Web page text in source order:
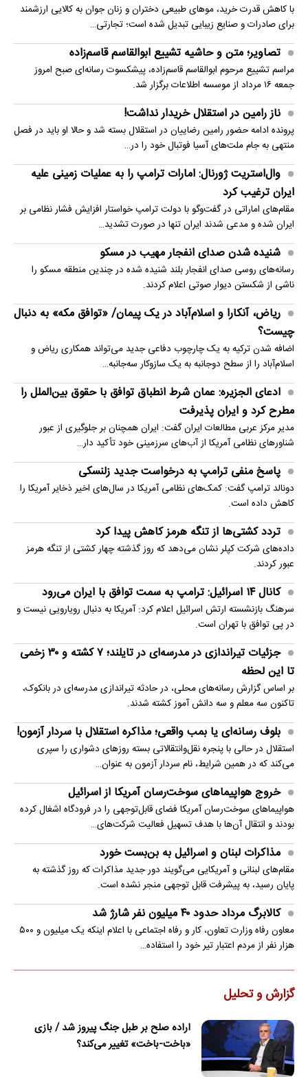
با کاهش قدرت خرید، موهای طبیعی دختران و زنان جوان به کالایی ارزشمند
برای صادرات و صنایع زیبایی تبدیل شده است؛ تجارتی…
تصاویر؛ متن و حاشیه تشییع ابوالقاسم قاسم‌زاده
مراسم تشییع مرحوم ابوالقاسم قاسم‌زاده، پیشکسوت رسانه‌ای صبح امروز
جمعه ۱۶ مرداد از موسسه اطلاعات برگزار شد.
ناز رامین در استقلال خریدار نداشت!
پرونده ادامه حضور رامین رضاییان در استقلال بسته شد و حالا او باید در فصل
منتهی به جام ملت‌های آسیا فوتبال خود را در…
وال‌استریت ژورنال: امارات ترامپ را به عملیات زمینی علیه
ایران ترغیب کرد
مقام‌های اماراتی در گفت‌وگو با دولت ترامپ خواستار افزایش فشار نظامی بر
ایران شده و مدعی شدند ایران تنها در صورت تشدید…
شنیده شدن صدای انفجار مهیب در مسکو
رسانه‌های روسی صدای انفجار بلند شنیده شده در چندین منطقه مسکو را
ناشی از شکستن دیوار صوتی اعلام کردند.
ریاض، آنکارا و اسلام‌آباد در یک پیمان/ «توافق مکه» به دنبال
چیست؟
اضافه شدن ترکیه به یک چارچوب دفاعی جدید می‌تواند همکاری ریاض و
اسلام‌آباد را از سطح دوجانبه به یک سازوکار سه‌جانبه…
ادعای الجزیره: عمان شرط انطباق توافق با حقوق بین‌الملل را
مطرح کرد و ایران پذیرفت
مدیر مرکز عربی مطالعات ایران گفت: ایران همچنان بر جلوگیری از عبور
شناورهای نظامی آمریکا از آب‌های سرزمینی خود تأکید دار…
پاسخ منفی ترامپ به درخواست جدید زلنسکی
دونالد ترامپ گفت: کمک‌های نظامی آمریکا در سال‌های اخیر ذخایر آمریکا را
کاهش داده است.
تردد کشتی‌ها از تنگه هرمز کاهش پیدا کرد
داده‌های شرکت کپلر نشان می‌دهد که روز گذشته چهار کشتی از تنگه هرمز
عبور کردند.
کانال ۱۴ اسرائیل: ترامپ به سمت توافق با ایران می‌رود
سرهنگ بازنشسته ارتش اسرائیل اعلام کرد: آمریکا به دنبال رویارویی نیست و
در پی توافق با تهران است.
جزئیات تیراندازی در مدرسه‌ای در تایلند؛ ۷ کشته و ۳۰ زخمی
تا این لحظه
بر اساس گزارش رسانه‌های محلی، در حادثه تیراندازی مدرسه‌ای در بانکوک،
تاکنون سه معلم و سه دانش آموز کشته شدند.
بلوف رسانه‌ای یا بمب واقعی؛ مذاکره استقلال با سردار آزمون!
استقلال در حالی با پنجره نقل‌وانتقالاتی بسته روزهای دشواری را سپری
می‌کند که در همین شرایط، نام سردار آزمون به عنوان…
خروج هواپیماهای سوخت‌رسان آمریکا از اسرائیل
هواپیماهای سوخت‌رسان آمریکا فضای قابل‌توجهی را در فرودگاه اشغال کرده
بودند و انتقال آن‌ها با هدف تسهیل فعالیت شرکت‌های…
مذاکرات لبنان و اسرائیل به بن‌بست خورد
مقام‌های لبنانی و آمریکایی می‌گویند دور جدید مذاکرات که روز گذشته به
پایان رسید، به پیشرفت قابل توجهی منجر نشده است.
کالابرگ مرداد حدود ۴۰‌ میلیون نفر شارژ شد
معاون رفاه وزارت تعاون، کار و رفاه اجتماعی با اعلام اینکه یک میلیون و ۵۰۰
هزار نفر از مردم اعتبار تیر خود را استفاده…
گزارش و تحلیل
اراده صلح بر طبل جنگ پیروز شد / بازی
«باخت-باخت» تغییر می‌کند؟